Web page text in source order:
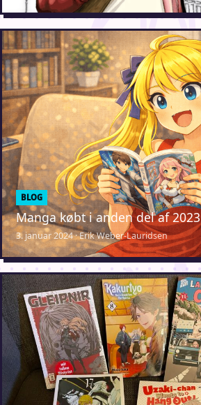
BLOG
Manga købt i anden del af 2023
3. januar 2024 · Erik Weber-Lauridsen